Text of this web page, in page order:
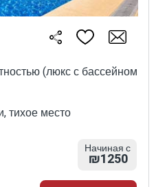
(люкс с бассейном
тихое место
Начиная с
₪1250